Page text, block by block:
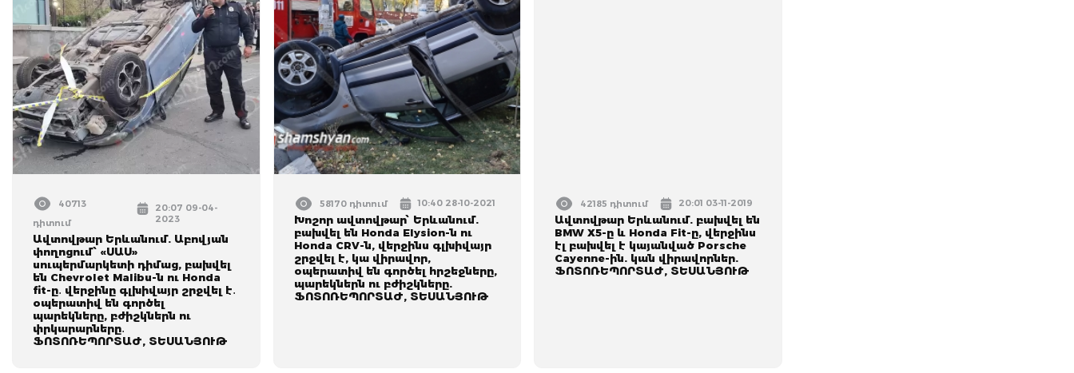
40713
դիտում
20:07 09-04-
2023
Ավտովթար Երևանում. Աբովյան
փողոցում՝ «ՍԱՍ»
սուպերմարկետի դիմաց, բախվել
են Chevrolet Malibu-ն ու Honda
fit-ը․ վերջինը գլխիվայր շրջվել է․
օպերատիվ են գործել
պարեկները, բժիշկներն ու
փրկարարները․
ՖՈՏՈՌԵՊՈՐՏԱԺ, ՏԵՍԱՆՅՈՒԹ
58170 դիտում 10:40 28-10-2021
Խոշոր ավտովթար՝ Երևանում.
բախվել են Honda Elysion-ն ու
Honda CRV-ն, վերջինս գլխիվայր
շրջվել է, կա վիրավոր,
օպերատիվ են գործել հրշեջները,
պարեկներն ու բժիշկները.
ՖՈՏՈՌԵՊՈՐՏԱԺ, ՏԵՍԱՆՅՈՒԹ
42185 դիտում 20:01 03-11-2019
Ավտովթար Երևանում. բախվել են
BMW X5-ը և Honda Fit-ը, վերջինս
էլ բախվել է կայանված Porsche
Cayenne-ին. կան վիրավորներ.
ՖՈՏՈՌԵՊՈՐՏԱԺ, ՏԵՍԱՆՅՈՒԹ